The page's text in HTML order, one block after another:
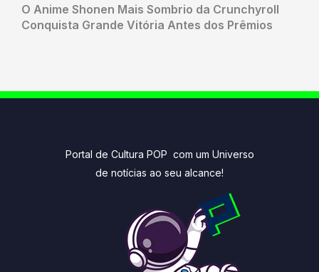
O Anime Shonen Mais Sombrio da Crunchyroll
Conquista Grande Vitória Antes dos Prêmios
Portal de Cultura POP com um Universo
de notícias ao seu alcance!